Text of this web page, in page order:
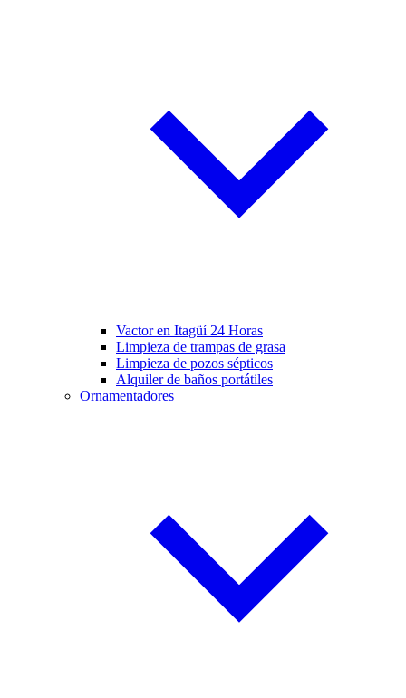
Vactor en Itagüí 24 Horas
Limpieza de trampas de grasa
Limpieza de pozos sépticos
Alquiler de baños portátiles
Ornamentadores